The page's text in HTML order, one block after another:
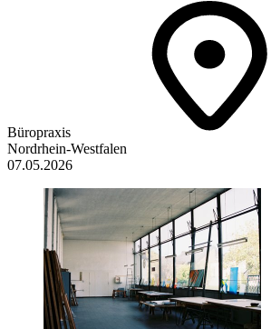
Büropraxis
Nordrhein-Westfalen
07.05.2026